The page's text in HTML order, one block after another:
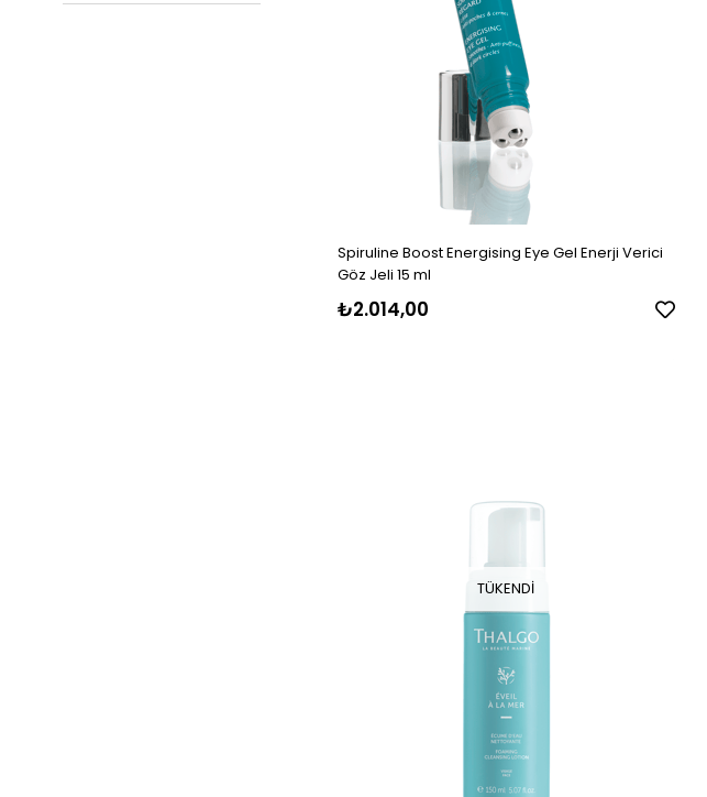
Spiruline Boost Energising Eye Gel Enerji Verici
Göz Jeli 15 ml
₺2.014,00
TÜKENDI